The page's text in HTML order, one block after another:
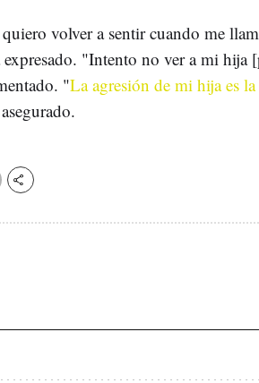
volver a sentir cuando me
expresado. "Intento no ver a mi hija
"La agresión de mi hija es